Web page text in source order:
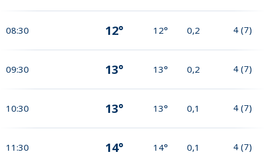
08:30 12° 12° 0,2 4 (7)
09:30 13° 13° 0,2 4 (7)
10:30 13° 13° 0,1 4 (7)
11:30 14° 14° 0,1 4 (7)